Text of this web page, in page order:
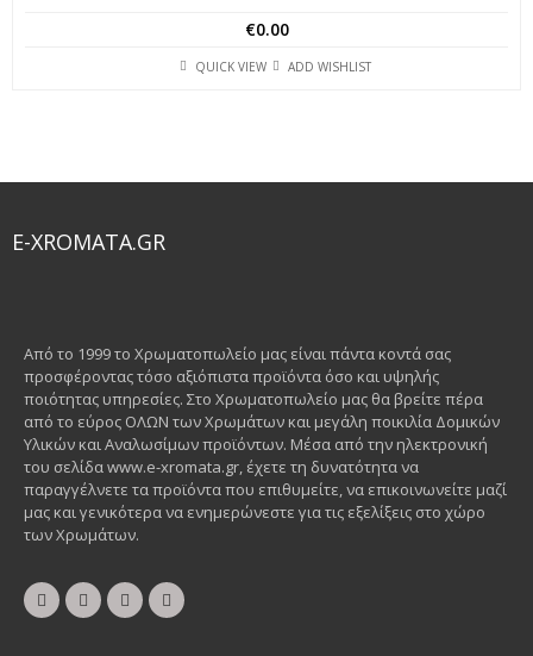
€0.00
QUICK VIEW ADD WISHLIST
E-XROMATA.GR
Από το 1999 το Χρωματοπωλείο μας είναι πάντα κοντά σας
προσφέροντας τόσο αξιόπιστα προϊόντα όσο και υψηλής
ποιότητας υπηρεσίες. Στο Χρωματοπωλείο μας θα βρείτε πέρα
από το εύρος ΟΛΩΝ των Χρωμάτων και μεγάλη ποικιλία Δομικών
Υλικών και Αναλωσίμων προϊόντων. Μέσα από την ηλεκτρονική
του σελίδα www.e-xromata.gr, έχετε τη δυνατότητα να
παραγγέλνετε τα προϊόντα που επιθυμείτε, να επικοινωνείτε μαζί
μας και γενικότερα να ενημερώνεστε για τις εξελίξεις στο χώρο
των Χρωμάτων.